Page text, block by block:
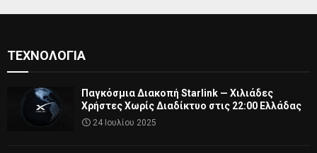
ΤΕΧΝΟΛΟΓΊΑ
Παγκόσμια Διακοπή Starlink — Χιλιάδες
Χρήστες Χωρίς Διαδίκτυο στις 22:00 Ελλάδας
24 Ιουλίου 2025